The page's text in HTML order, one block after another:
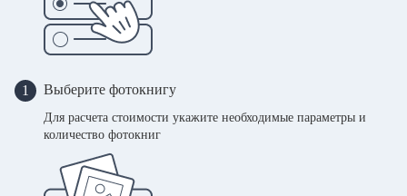
1 Выберите фотокнигу
Для расчета стоимости укажите необходимые параметры и
количество фотокниг